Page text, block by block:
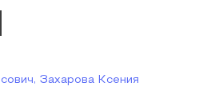
Захарова Ксения